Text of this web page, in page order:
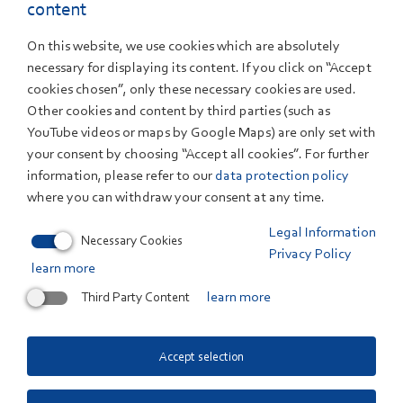
7. Juli 2022: Akademie der Erzdiözese Freiburg
20. Juli 2022: Zentrum für Kunst und Medien in
Karlsruhe
Veranstaltungs-Flyer:
www.akbw.de/bipv-roadshow/
Stimmen aus den beteiligten Institutionen:
Markus Müller, AKBW-Präsident, sagt: „Der ästhetische,
baukulturelle Aspekt wird oft übersehen als wichtiger
Faktor zum Gelingen der Energiewende.“
Prof. Dr.-Ing. Thomas Stark, HTWG, betont: „Wir
stehen am Beginn einer Zeit, in der solaraktive
content
On this website, we use cookies which are absolutely
necessary for displaying its content. If you click on “Accept
cookies chosen”, only these necessary cookies are used.
Other cookies and content by third parties (such as
YouTube videos or maps by Google Maps) are only set with
your consent by choosing “Accept all cookies”. For further
information, please refer to our data protection policy
where you can withdraw your consent at any time.
Legal Information
Privacy Policy
Necessary Cookies
learn more
Third Party Content
learn more
Accept selection